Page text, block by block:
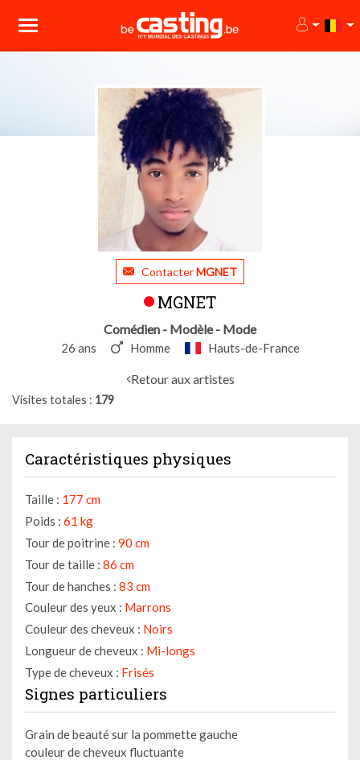
ContacterMGNET
MGNET
Comédien - Modèle - Mode
26 ans Homme Hauts-de-France
Retour aux artistes
Visites totales 179
Caractéristiques physiques
Taille : 177 cm
Poids : 61 kg
Tour de poitrine : 90 cm
Tour de taille : 86 cm
Tour de hanches : 83 cm
Couleur des yeux : Marrons
Couleur des cheveux : Noirs
Longueur de cheveux : Mi-longs
Type de cheveux : Frisés
Signes particuliers
Grain de beauté sur la pommette gauche
couleur de cheveux fluctuante